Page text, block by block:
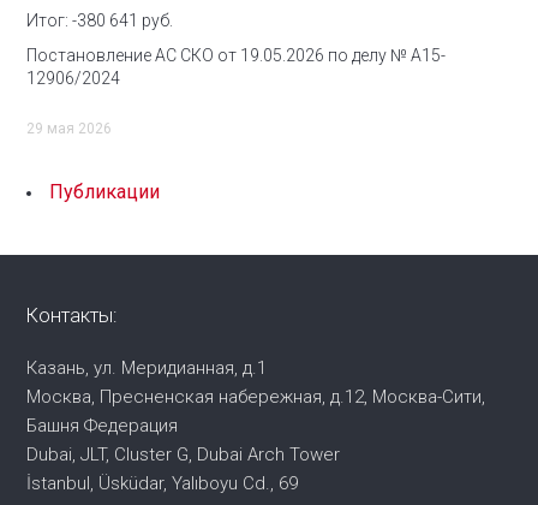
Итог: -380 641 руб.
Постановление АС СКО от 19.05.2026 по делу № А15-
12906/2024
29 мая 2026
Публикации
Контакты:
Казань, ул. Меридианная, д.1
Москва, Пресненская набережная, д.12, Москва-Сити,
Башня Федерация
Dubai, JLT, Cluster G, Dubai Arch Tower
İstanbul, Üsküdar, Yalıboyu Cd., 69